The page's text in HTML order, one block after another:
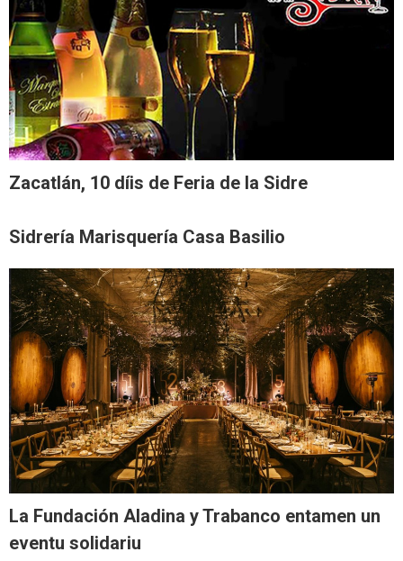
Zacatlán, 10 díis de Feria de la Sidre
Sidrería Marisquería Casa Basilio
La Fundación Aladina y Trabanco entamen un
eventu solidariu